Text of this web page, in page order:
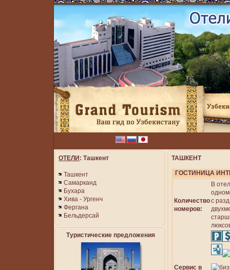
ОТЕЛИ : Ташкент
Ташкент
Самарканд
Бухара
Хива - Ургенч
Фергана
Бельдерсай
Туристические предложения
ТАШКЕНТ
ГОСТИНИЦА
Количество
номеров:
В
с
Сервис в